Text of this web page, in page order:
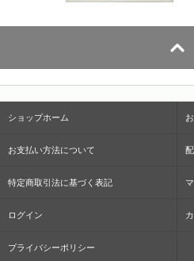
ショップホーム
お支払い方法について
特定商取引法に基づく表記
ログイン
プライバシーポリシー